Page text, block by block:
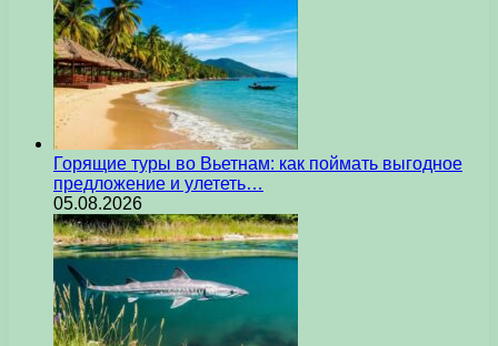
Горящие туры во Вьетнам: как поймать выгодное
предложение и улететь…
05.08.2026